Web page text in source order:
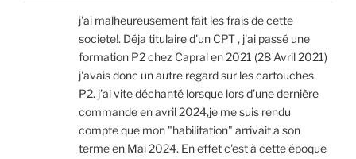
j'ai malheureusement fait les frais de cette
societe!. Déja titulaire d'un CPT , j'ai passé une
formation P2 chez Capral en 2021 (28 Avril 2021)
j'avais donc un autre regard sur les cartouches
P2. j'ai vite déchanté lorsque lors d'une dernière
commande en avril 2024,je me suis rendu
compte que mon "habilitation" arrivait a son
terme en Mai 2024. En effet c'est à cette époque